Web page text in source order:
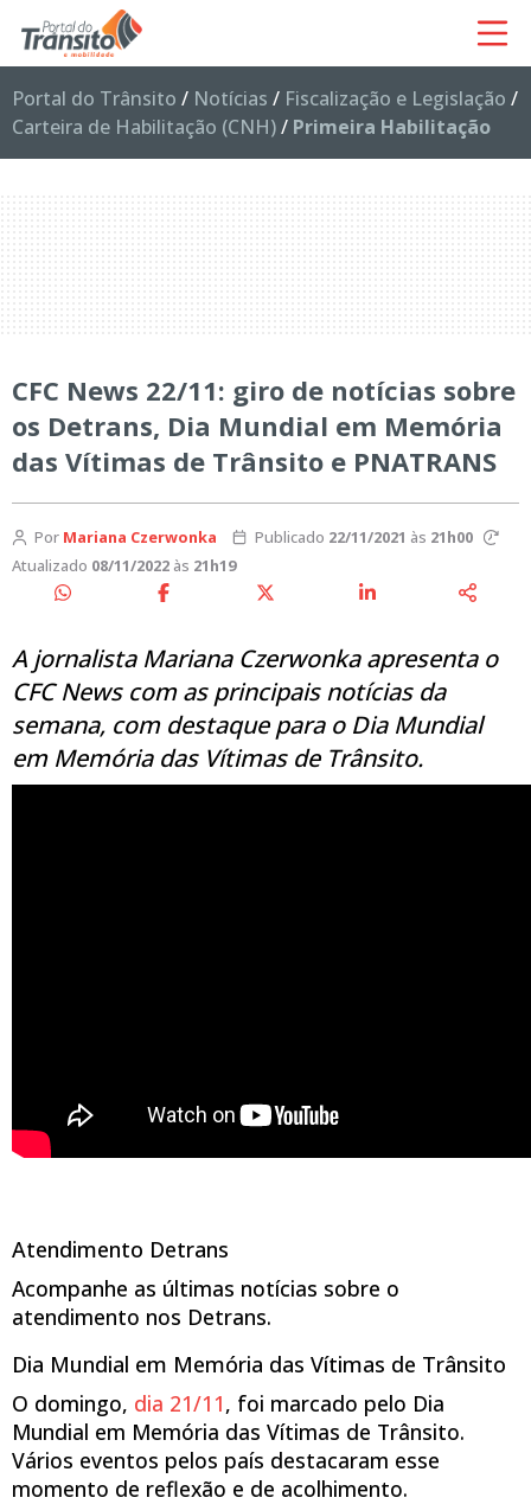
Portal do Trânsito / Notícias / Fiscalização e Legislação /
Carteira de Habilitação (CNH)/ Primeira Habilitação
CFC News 22/11: giro de notícias sobre
os Detrans, Dia Mundial em Memória
das Vítimas de Trânsito e PNATRANS
Por Mariana Czerwonka Publicado 22/11/2021 às 21h00
Atualizado 08/11/2022 às 21h19
A jornalista Mariana Czerwonka apresenta o
CFC News com as principais notícias da
semana, com destaque para o Dia Mundial
em Memória das Vítimas de Trânsito.
Atendimento Detrans
Acompanhe as últimas notícias sobre o
atendimento nos Detrans.
Dia Mundial em Memória das Vítimas de Trânsito
O domingo, dia 21/11, foi marcado pelo Dia
Mundial em Memória das Vítimas de Trânsito.
Vários eventos pelos país destacaram esse
momento de reflexão e de acolhimento.